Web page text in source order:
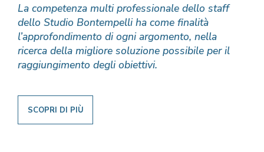
La competenza multi professionale dello staff
dello Studio Bontempelli ha come finalità
l’approfondimento di ogni argomento, nella
ricerca della migliore soluzione possibile per il
raggiungimento degli obiettivi.
SCOPRI DI PIÙ